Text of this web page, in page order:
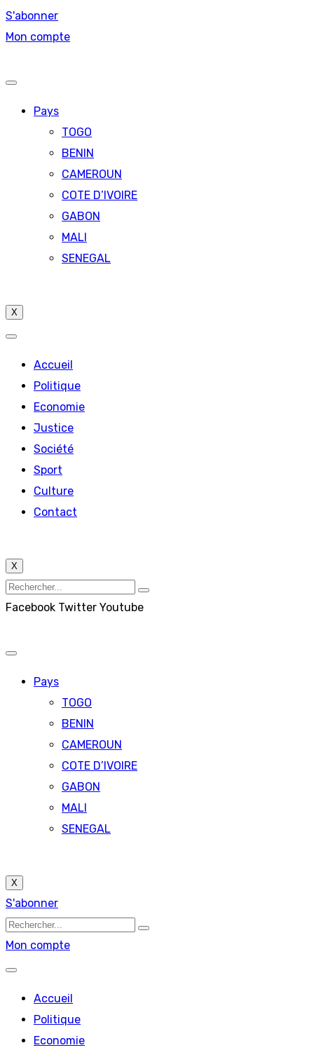
S'abonner
Mon compte
Pays
TOGO
BENIN
CAMEROUN
COTE D’IVOIRE
GABON
MALI
SENEGAL
X
Accueil
Politique
Economie
Justice
Société
Sport
Culture
Contact
X
Facebook Twitter Youtube
Pays
TOGO
BENIN
CAMEROUN
COTE D’IVOIRE
GABON
MALI
SENEGAL
X
S'abonner
Mon compte
Accueil
Politique
Economie